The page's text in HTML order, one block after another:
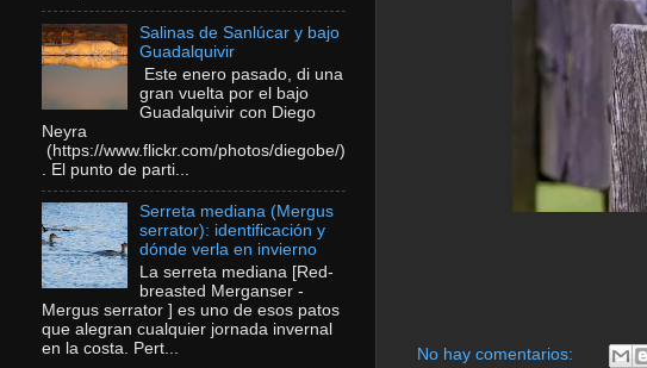
No hay comentarios:
Salinas de Sanlúcar y bajo
Guadalquivir
Este enero pasado, di una
gran vuelta por el bajo
Guadalquivir con Diego
Neyra
(https://www.flickr.com/photos/diegobe/)
. El punto de parti...
Serreta mediana (Mergus
serrator): identificación y
dónde verla en invierno
La serreta mediana [Red-
breasted Merganser -
Mergus serrator ] es uno de esos patos
que alegran cualquier jornada invernal
en la costa. Pert...